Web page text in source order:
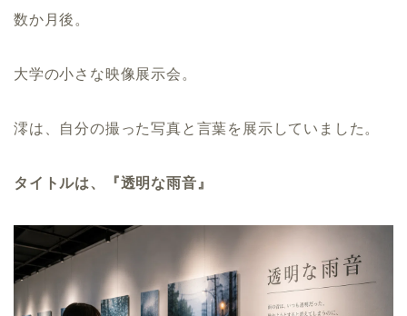
数か月後。
大学の小さな映像展示会。
澪は、自分の撮った写真と言葉を展示していました。
タイトルは、『透明な雨音』